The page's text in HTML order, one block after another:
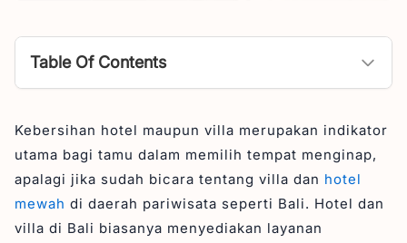
Table Of Contents
Apa Tugas dan Tanggung Jawab Housekeeping?
1. Pembersihan Kamar
2. Pengelolaan Linen dan Handuk
3. Penyediaan Fasilitas bagi Tamu
Kebersihan hotel maupun villa merupakan indikator
utama bagi tamu dalam memilih tempat menginap,
apalagi jika sudah bicara tentang villa dan hotel
mewah di daerah pariwisata seperti Bali. Hotel dan
villa di Bali biasanya menyediakan layanan